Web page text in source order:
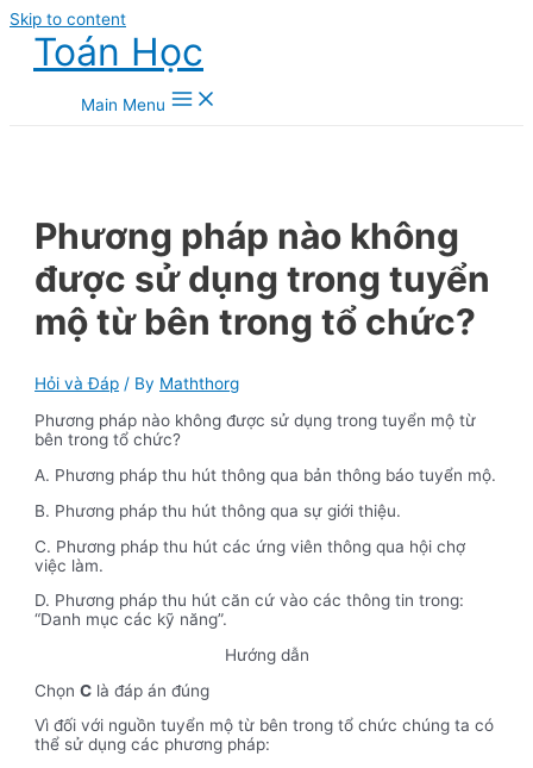
Skip to content
Toán Học
Main Menu
Phương pháp nào không
được sử dụng trong tuyển
mộ từ bên trong tổ chức?
Hỏi và Đáp / By Maththorg
Phương pháp nào không được sử dụng trong tuyển mộ từ
bên trong tổ chức?
A. Phương pháp thu hút thông qua bản thông báo tuyển mộ.
B. Phương pháp thu hút thông qua sự giới thiệu.
C. Phương pháp thu hút các ứng viên thông qua hội chợ
việc làm.
D. Phương pháp thu hút căn cứ vào các thông tin trong:
“Danh mục các kỹ năng”.
Hướng dẫn
ChọnC là đáp án đúng
Vì đối với nguồn tuyển mộ từ bên trong tổ chức chúng ta có
thể sử dụng các phương pháp: